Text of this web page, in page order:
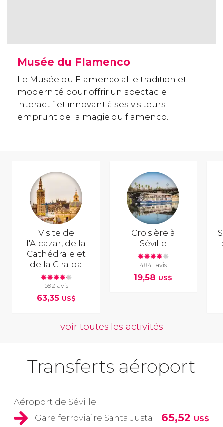
Musée du Flamenco
Le Musée du Flamenco allie tradition et
modernité pour offrir un spectacle
interactif et innovant à ses visiteurs
emprunt de la magie du flamenco.
Visite de
l'Alcazar, de la
Cathédrale et
de la Giralda
592 avis
63,35 US$
Croisière à
Séville
4841 avis
19,58 US$
voir toutes les activités
Transferts aéroport
Aéroport de Séville
Gare ferroviaire Santa Justa
65,52 US$